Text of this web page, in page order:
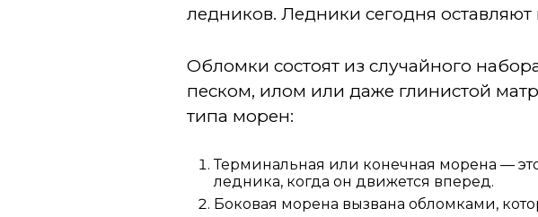
ледников. Ледники сегодня
Обломки состоят из случайного
песком, илом или даже глинистой
типа морен:
Терминальная или конечная морена —
ледника, когда он движется вперед.
Боковая морена вызвана обломками,